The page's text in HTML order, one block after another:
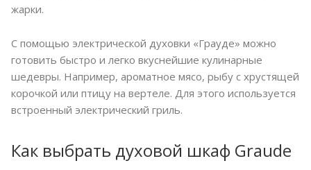
жарки.
С помощью электрической духовки «Грауде» можно
готовить быстро и легко вкуснейшие кулинарные
шедевры. Например, ароматное мясо, рыбу с хрустящей
корочкой или птицу на вертеле. Для этого используется
встроенный электрический гриль.
Как выбрать духовой шкаф Graude